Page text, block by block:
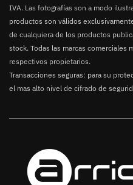
IVA. Las fotografías son a modo
productos son válidos
de cualquiera de los productos
stock. Todas las marcas comerciales
respectivos propietarios.
Transacciones seguras: para su
el mas alto nivel de cifrado de